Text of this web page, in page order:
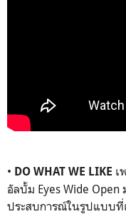
• DO WHAT WE LIKE เ
อัลบั้ม Eyes Wide Open
ประสบการณ์ในรูปแบบที่